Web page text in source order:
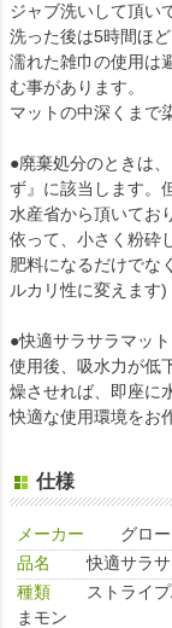
ジャブ洗いして頂い
洗った後は5時間ほ
濡れた雑巾の使用は
む事があります。
マットの中深くまで
●廃棄処分のときは
ず』に該当します。
水産省から頂いてお
依って、小さく粉砕
肥料になるだけでな
ルカリ性に変えます)
●快適サラサラマッ
使用後、吸水力が低
燥させれば、即座に
快適な使用環境をお
仕様
メーカー
グロ
品名
快適サラ
種類
ストライ
まモン